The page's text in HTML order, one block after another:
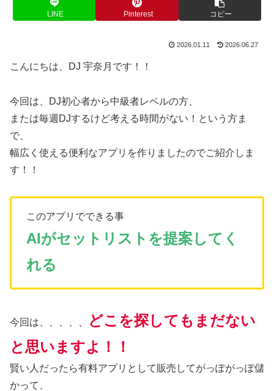
LINE Pinterest コピー
2026.01.11 2026.06.27
こんにちは、DJ 宇奈月です！！
今回は、DJ初心者から中級者レベルの方、
または毎週DJするけど考える時間がない！という方ま
で、
幅広く使える便利なアプリを作りましたのでご紹介しま
す！！
このアプリでできる事
AIがセットリストを提案してく
れる
今回は、、、、、
どこを探してもまだない
と思いますよ！！
賢い人だったら有料アプリとして販売してがっぽがっぽ儲
かって、